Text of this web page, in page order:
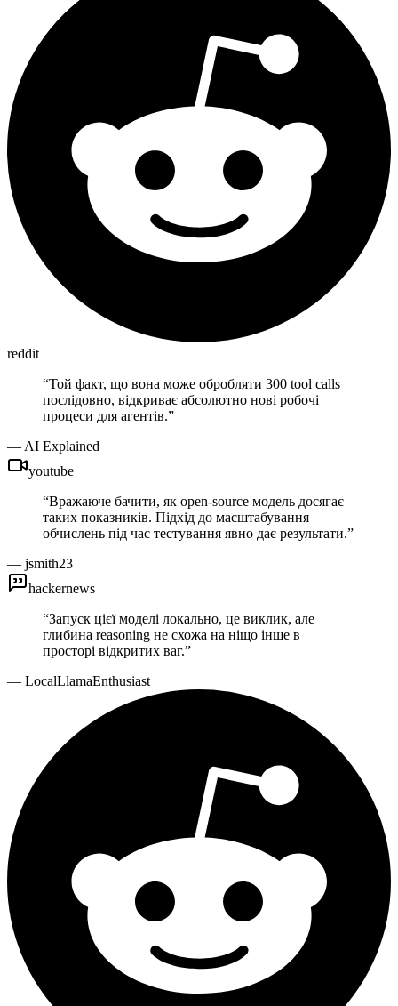
reddit
“Той факт, що вона може обробляти 300 tool calls
послідовно, відкриває абсолютно нові робочі
процеси для агентів.”
— AI Explained
youtube
“Вражаюче бачити, як open-source модель досягає
таких показників. Підхід до масштабування
обчислень під час тестування явно дає результати.”
— jsmith23
hackernews
“Запуск цієї моделі локально, це виклик, але
глибина reasoning не схожа на ніщо інше в
просторі відкритих ваг.”
— LocalLlamaEnthusiast